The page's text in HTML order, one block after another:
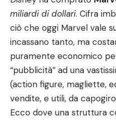
miliardi di dollari. Cifra
ciò che oggi Marvel vale
incassano tanto, ma
puramente economico
“pubblicità” ad una
(action figure, magliette,
vendite, e utili, da
Ecco dove una struttura